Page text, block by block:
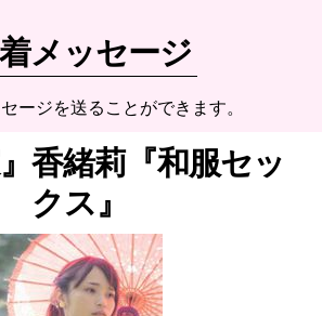
メッセージ
ージを送ることができます。
』香緒莉『和服セッ
クス』